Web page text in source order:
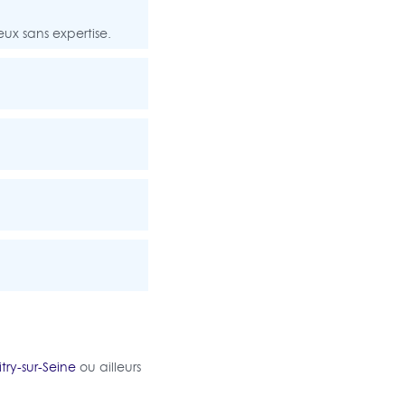
sans expertise.
sur-Seineou ailleurs